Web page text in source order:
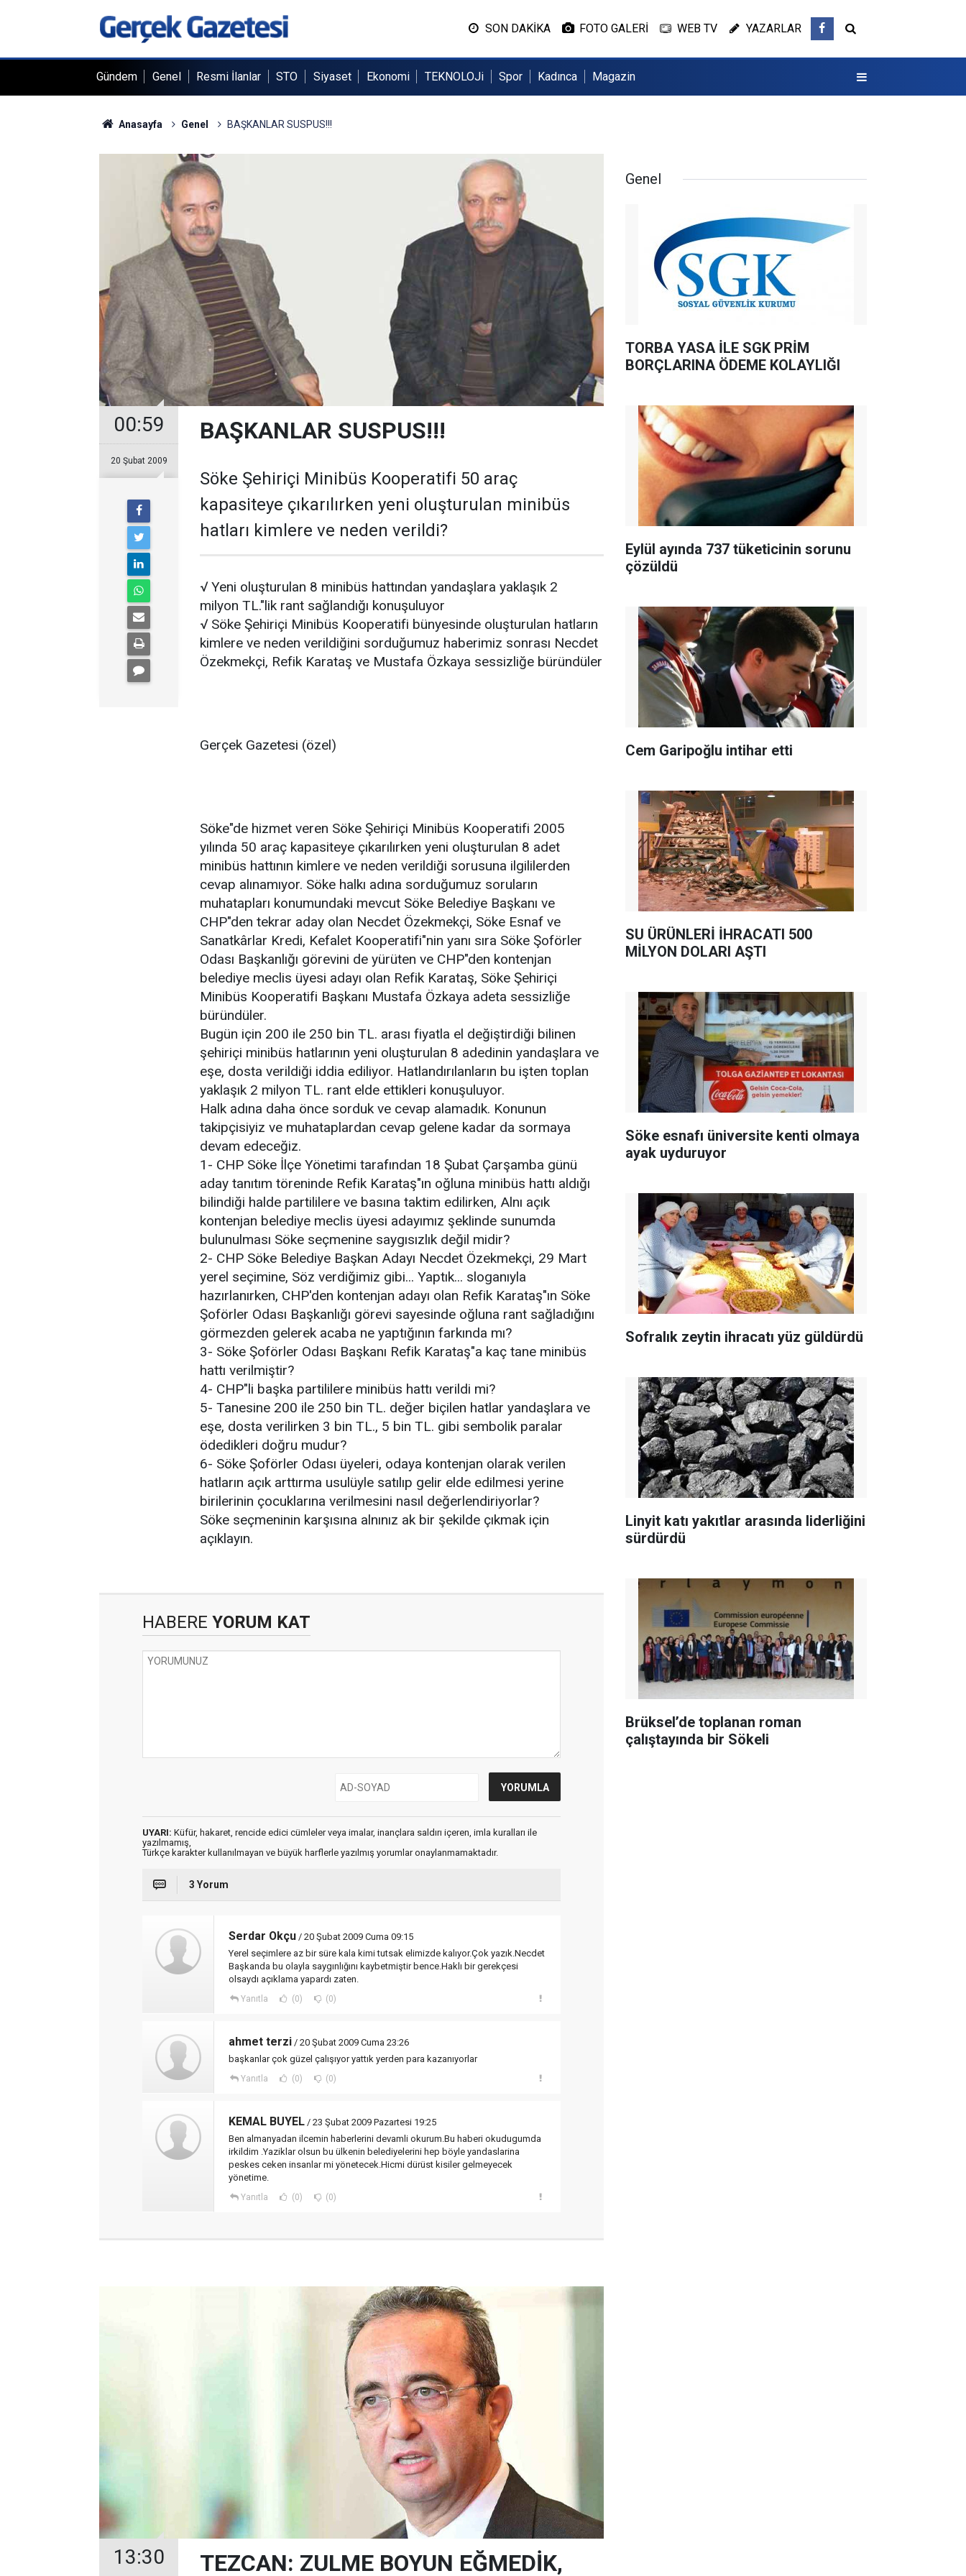
SON DAKİKA FOTO GALERİ WEB TV YAZARLAR
Gündem Genel Resmi İlanlar STO Siyaset Ekonomi TEKNOLOJi Spor Kadınca Magazin
Anasayfa Genel BAŞKANLAR SUSPUS!!!
00:59
20 Şubat 2009
BAŞKANLAR SUSPUS!!!
Söke Şehiriçi Minibüs Kooperatifi 50 araç
kapasiteye çıkarılırken yeni oluşturulan minibüs
hatları kimlere ve neden verildi?
√ Yeni oluşturulan 8 minibüs hattından yandaşlara yaklaşık 2
milyon TL."lik rant sağlandığı konuşuluyor
√ Söke Şehiriçi Minibüs Kooperatifi bünyesinde oluşturulan hatların
kimlere ve neden verildiğini sorduğumuz haberimiz sonrası Necdet
Özekmekçi, Refik Karataş ve Mustafa Özkaya sessizliğe büründüler
Gerçek Gazetesi (özel)
Söke"de hizmet veren Söke Şehiriçi Minibüs Kooperatifi 2005
yılında 50 araç kapasiteye çıkarılırken yeni oluşturulan 8 adet
minibüs hattının kimlere ve neden verildiği sorusuna ilgililerden
cevap alınamıyor. Söke halkı adına sorduğumuz soruların
muhatapları konumundaki mevcut Söke Belediye Başkanı ve
CHP"den tekrar aday olan Necdet Özekmekçi, Söke Esnaf ve
Sanatkârlar Kredi, Kefalet Kooperatifi"nin yanı sıra Söke Şoförler
Odası Başkanlığı görevini de yürüten ve CHP"den kontenjan
belediye meclis üyesi adayı olan Refik Karataş, Söke Şehiriçi
Minibüs Kooperatifi Başkanı Mustafa Özkaya adeta sessizliğe
büründüler.
Bugün için 200 ile 250 bin TL. arası fiyatla el değiştirdiği bilinen
şehiriçi minibüs hatlarının yeni oluşturulan 8 adedinin yandaşlara ve
eşe, dosta verildiği iddia ediliyor. Hatlandırılanların bu işten toplan
yaklaşık 2 milyon TL. rant elde ettikleri konuşuluyor.
Halk adına daha önce sorduk ve cevap alamadık. Konunun
takipçisiyiz ve muhataplardan cevap gelene kadar da sormaya
devam edeceğiz.
1- CHP Söke İlçe Yönetimi tarafından 18 Şubat Çarşamba günü
aday tanıtım töreninde Refik Karataş"ın oğluna minibüs hattı aldığı
bilindiği halde partililere ve basına taktim edilirken, Alnı açık
kontenjan belediye meclis üyesi adayımız şeklinde sunumda
bulunulması Söke seçmenine saygısızlık değil midir?
2- CHP Söke Belediye Başkan Adayı Necdet Özekmekçi, 29 Mart
yerel seçimine, Söz verdiğimiz gibi... Yaptık... sloganıyla
hazırlanırken, CHP'den kontenjan adayı olan Refik Karataş"ın Söke
Şoförler Odası Başkanlığı görevi sayesinde oğluna rant sağladığını
görmezden gelerek acaba ne yaptığının farkında mı?
3- Söke Şoförler Odası Başkanı Refik Karataş"a kaç tane minibüs
hattı verilmiştir?
4- CHP"li başka partililere minibüs hattı verildi mi?
5- Tanesine 200 ile 250 bin TL. değer biçilen hatlar yandaşlara ve
eşe, dosta verilirken 3 bin TL., 5 bin TL. gibi sembolik paralar
ödedikleri doğru mudur?
6- Söke Şoförler Odası üyeleri, odaya kontenjan olarak verilen
hatların açık arttırma usulüyle satılıp gelir elde edilmesi yerine
birilerinin çocuklarına verilmesini nasıl değerlendiriyorlar?
Söke seçmeninin karşısına alnınız ak bir şekilde çıkmak için
açıklayın.
HABERE YORUM KAT
UYARI: Küfür, hakaret, rencide edici cümleler veya imalar, inançlara saldırı içeren, imla kuralları ile
yazılmamış,
Türkçe karakter kullanılmayan ve büyük harflerle yazılmış yorumlar onaylanmamaktadır.
3 Yorum
Serdar Okçu / 20 Şubat 2009 Cuma 09:15
Yerel seçimlere az bir süre kala kimi tutsak elimizde kalıyor.Çok yazık.Necdet
Başkanda bu olayla saygınlığını kaybetmiştir bence.Haklı bir gerekçesi
olsaydı açıklama yapardı zaten.
Yanıtla (0) (0)
ahmet terzi / 20 Şubat 2009 Cuma 23:26
başkanlar çok güzel çalışıyor yattık yerden para kazanıyorlar
Yanıtla (0) (0)
KEMAL BUYEL / 23 Şubat 2009 Pazartesi 19:25
Ben almanyadan ilcemin haberlerini devamli okurum.Bu haberi okudugumda
irkildim .Yaziklar olsun bu ülkenin belediyelerini hep böyle yandaslarina
peskes ceken insanlar mi yönetecek.Hicmi dürüst kisiler gelmeyecek
yönetime.
Yanıtla (0) (0)
13:30 TEZCAN: ZULME BOYUN EĞMEDİK,
Genel
TORBA YASA İLE SGK PRİM
BORÇLARINA ÖDEME KOLAYLIĞI
Eylül ayında 737 tüketicinin sorunu
çözüldü
Cem Garipoğlu intihar etti
SU ÜRÜNLERİ İHRACATI 500
MİLYON DOLARI AŞTI
Söke esnafı üniversite kenti olmaya
ayak uyduruyor
Sofralık zeytin ihracatı yüz güldürdü
Linyit katı yakıtlar arasında liderliğini
sürdürdü
Brüksel’de toplanan roman
çalıştayında bir Sökeli